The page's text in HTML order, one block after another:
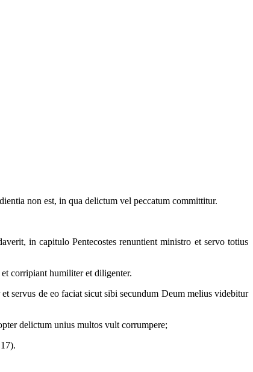
non est, in qua delictum vel peccatum committitur.
in capitulo Pentecostes renuntient ministro et servo totius
corripiant humiliter et diligenter.
servus de eo faciat sicut sibi secundum Deum melius videbitur
delictum unius multos vult corrumpere;